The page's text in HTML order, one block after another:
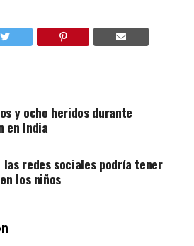
y ocho heridos durante
en India
las redes sociales podría tener
los niños